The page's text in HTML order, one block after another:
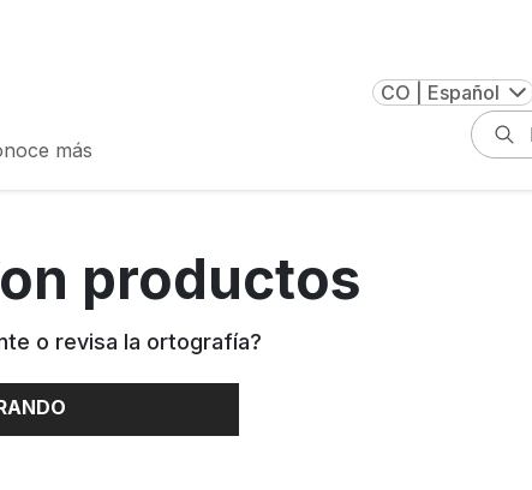
CO | Español
más
productos
o revisa la ortografía?